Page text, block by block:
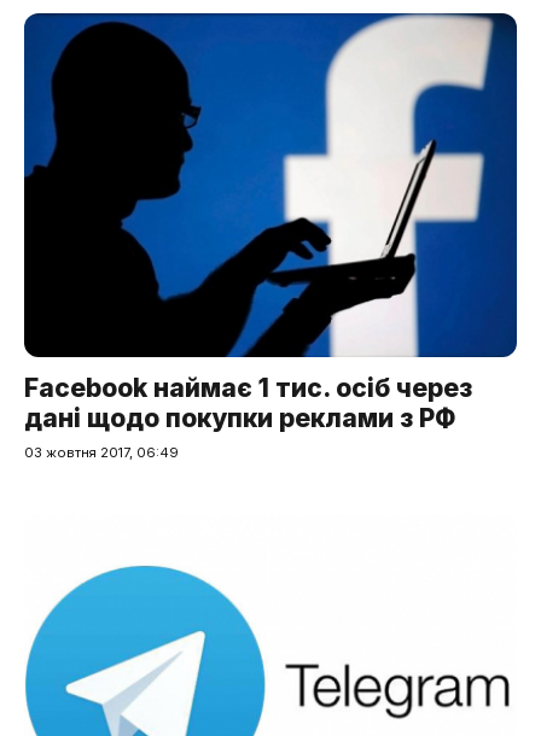
Facebook наймає 1 тис. осіб через
дані щодо покупки реклами з РФ
03 жовтня 2017, 06:49